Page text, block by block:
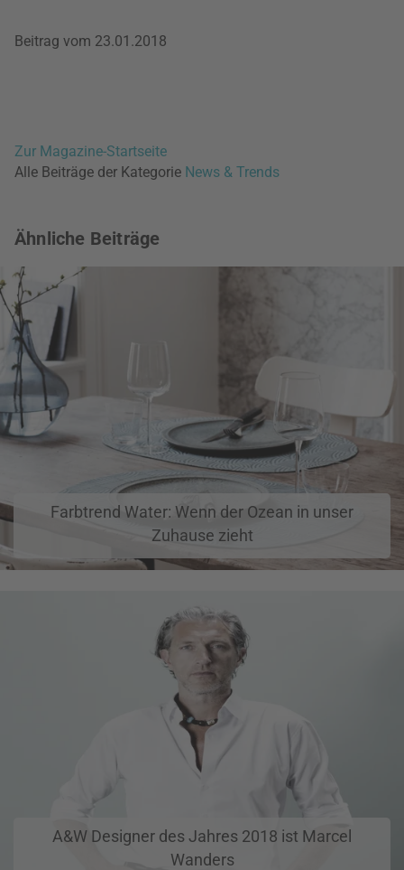
Beitrag vom 23.01.2018
Zur Magazine-Startseite
Alle Beiträge der Kategorie News & Trends
Ähnliche Beiträge
Farbtrend Water: Wenn der Ozean in unser
Zuhause zieht
A&W Designer des Jahres 2018 ist Marcel
Wanders